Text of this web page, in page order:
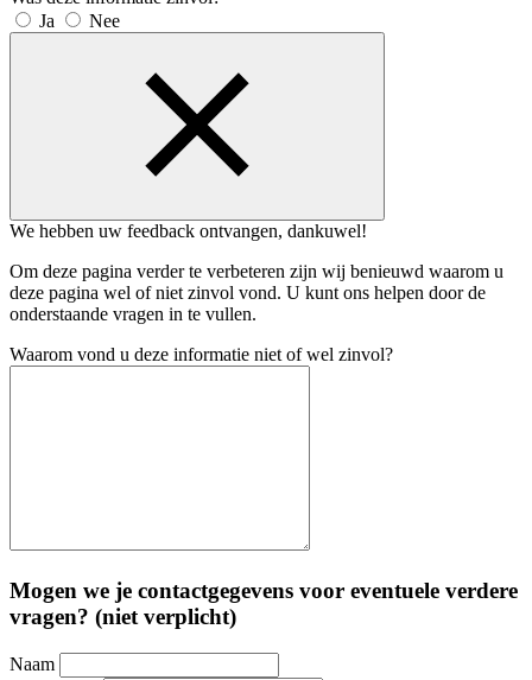
Ja
Nee
We hebben uw feedback ontvangen, dankuwel!
Om deze pagina verder te verbeteren zijn wij benieuwd waarom u
deze pagina wel of niet zinvol vond. U kunt ons helpen door de
onderstaande vragen in te vullen.
Waarom vond u deze informatie niet of wel zinvol?
Mogen we je contactgegevens voor eventuele verdere
vragen? (niet verplicht)
Naam